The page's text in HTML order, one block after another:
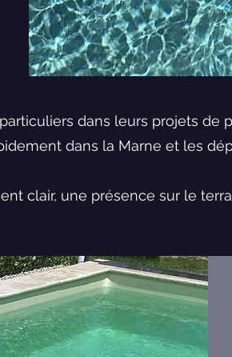
dans leurs projets de
dans la Marne et les
clair, une présence sur le